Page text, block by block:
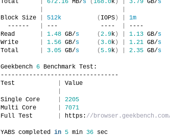
Total
672.16 MB/s (168.0k ) 3.79 GB/s
Block Size
512k ( IOPS ) 1m
  ------
---            ----
----
Read
1.48 GB/s (2.9k ) 1.13 GB/s
Write
1.56 GB/s ( 3.0k ) 1.21 GB/s
Total
3.05 GB/s ( 5.9k ) 2.35 GB/s
Geekbench 6 Benchmark Test:
---------------------------------
Test
Value
Single Core
2205
Multi Core
7071
Full Test
https: //
YABS completed in 5 min 36 sec